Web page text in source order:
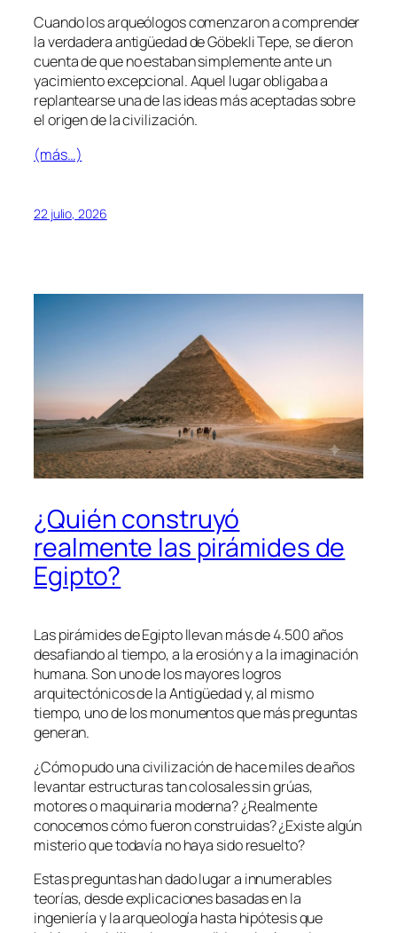
Cuando los arqueólogos comenzaron a comprender
la verdadera antigüedad de Göbekli Tepe, se dieron
cuenta de que no estaban simplemente ante un
yacimiento excepcional. Aquel lugar obligaba a
replantearse una de las ideas más aceptadas sobre
el origen de la civilización.
(más…)
22 julio, 2026
¿Quién construyó
realmente las pirámides de
Egipto?
Las pirámides de Egipto llevan más de 4.500 años
desafiando al tiempo, a la erosión y a la imaginación
humana. Son uno de los mayores logros
arquitectónicos de la Antigüedad y, al mismo
tiempo, uno de los monumentos que más preguntas
generan.
¿Cómo pudo una civilización de hace miles de años
levantar estructuras tan colosales sin grúas,
motores o maquinaria moderna? ¿Realmente
conocemos cómo fueron construidas? ¿Existe algún
misterio que todavía no haya sido resuelto?
Estas preguntas han dado lugar a innumerables
teorías, desde explicaciones basadas en la
ingeniería y la arqueología hasta hipótesis que